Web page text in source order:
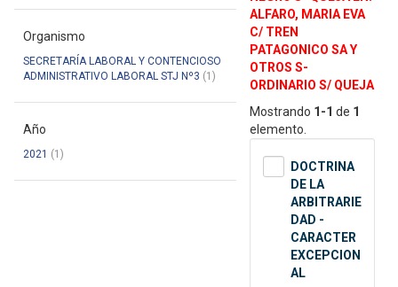
Organismo
SECRETARÍA LABORAL Y CONTENCIOSO
ADMINISTRATIVO LABORAL STJ Nº3 (1)
Año
2021 (1)
ALFARO, MARIA EVA
C/ TREN
PATAGONICO SA Y
OTROS S-
ORDINARIO S/ QUEJA
Mostrando 1-1 de 1
elemento.
DOCTRINA
DE LA
ARBITRARIE
DAD -
CARACTER
EXCEPCION
AL